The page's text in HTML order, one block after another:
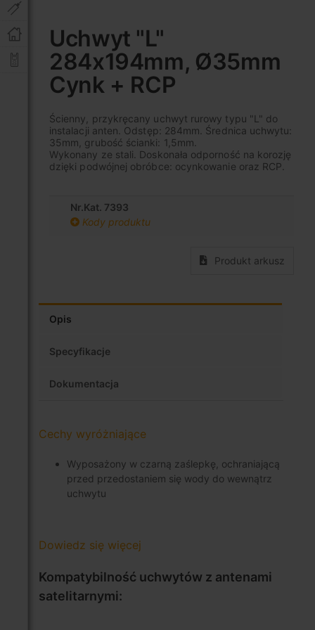
Uchwyt "L"
284x194mm, Ø35mm
Cynk + RCP
Ścienny, przykręcany uchwyt rurowy typu "L" do
instalacji anten. Odstęp: 284mm. Średnica uchwytu:
35mm, grubość ścianki: 1,5mm.
Wykonany ze stali. Doskonała odporność na korozję
dzięki podwójnej obróbce: ocynkowanie oraz RCP.
Nr.Kat. 7393
Kody produktu
Produkt arkusz
początek
galerii
Opis
Specyfikacje
Dokumentacja
Cechy wyróżniające
Wyposażony w czarną zaślepkę, ochraniającą
przed przedostaniem się wody do wewnątrz
uchwytu
Dowiedz się więcej
Kompatybilność uchwytów z antenami
satelitarnymi: